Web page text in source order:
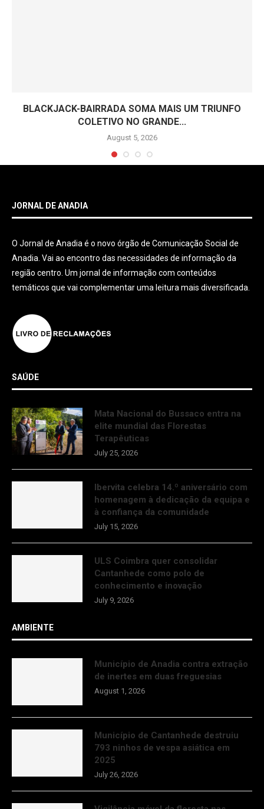
BLACKJACK-BAIRRADA SOMA MAIS UM TRIUNFO
COLETIVO NO GRANDE...
August 5, 2026
JORNAL DE ANADIA
O Jornal de Anadia é o novo órgão de Comunicação Social de
Anadia. Vai ao encontro das necessidades de informação da
região centro. Um jornal de informação com conteúdos
temáticos que vai complementar uma leitura mais diversificada.
SAÚDE
Mata Nacional do Bussaco entra na
elite mundial das Florestas
Terapêuticas
July 25, 2026
Ibervita celebra 14.º aniversário com
homenagem à dedicação da equipa e
à confiança da comunidade
July 15, 2026
ULS Coimbra quer consolidar
Cantanhede como polo de
conhecimento e inovação
July 9, 2026
AMBIENTE
Município de Anadia contra extração
de inertes em duas freguesias
August 1, 2026
Município de Cantanhede destruiu
793 ninhos de vespa asiática em
2025
July 26, 2026